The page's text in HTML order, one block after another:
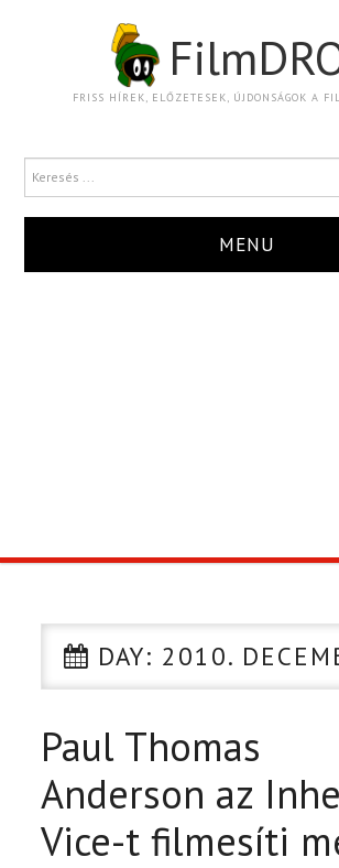
FRISS HÍREK, ELŐZETESEK, ÚJDONSÁGOK A
MENU
CIKK
PÓLÓ RENDELÉS
DAY: 2010.
Paul Thomas
Anderson az
Vice-t filmesíti